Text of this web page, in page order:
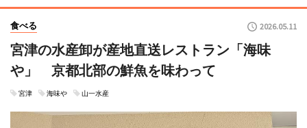
食べる 2026.05.11
宮津の水産卸が産地直送レストラン「海味
や」 京都北部の鮮魚を味わって
宮津 海味や 山一水産